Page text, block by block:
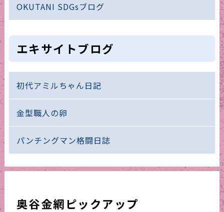
OKUTANI SDGsブログ
エキサイトブログ
初代アミルちゃん日記
金型職人の卵
パンチングマン格闘日誌
奥谷金網ピックアップ